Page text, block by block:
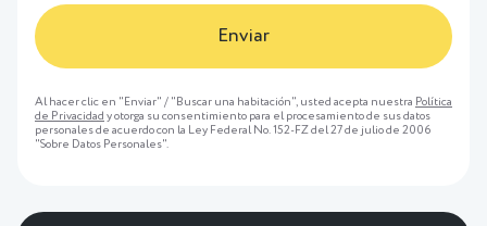
Enviar
Al hacer clic en "Enviar" / "Buscar una habitación", usted acepta nuestra Política
de Privacidad y otorga su consentimiento para el procesamiento de sus datos
personales de acuerdo con la Ley Federal No. 152-FZ del 27 de julio de 2006
"Sobre Datos Personales".